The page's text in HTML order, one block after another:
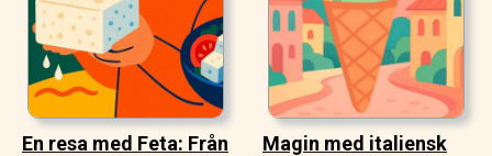
En resa med Feta: Från
Magin med italiensk